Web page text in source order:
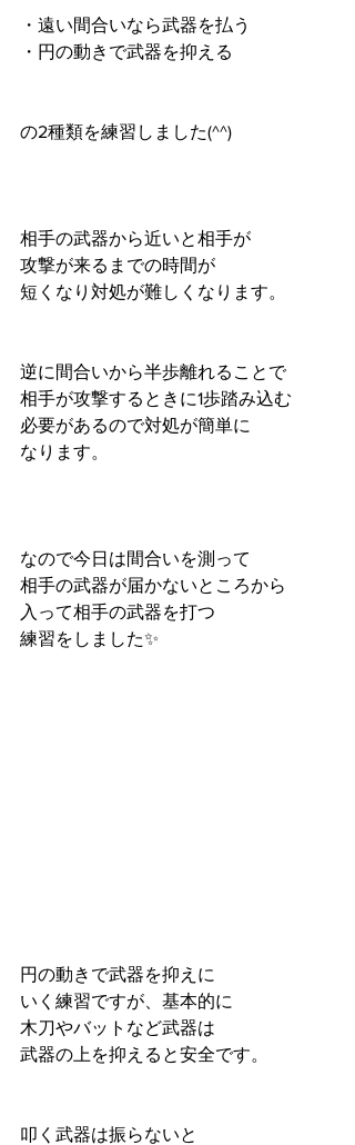
・遠い間合いなら武器を払う
・円の動きで武器を抑える
の2種類を練習しました(^^)
相手の武器から近いと相手が
攻撃が来るまでの時間が
短くなり対処が難しくなります。
逆に間合いから半歩離れることで
相手が攻撃するときに1歩踏み込む
必要があるので対処が簡単に
なります。
なので今日は間合いを測って
相手の武器が届かないところから
入って相手の武器を打つ
練習をしました✨
円の動きで武器を抑えに
いく練習ですが、基本的に
木刀やバットなど武器は
武器の上を抑えると安全です。
叩く武器は振らないと